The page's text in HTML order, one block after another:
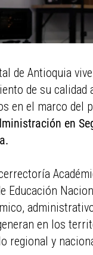
de Antioquia
de su
en el marco del
en
Educación
en los
regional y